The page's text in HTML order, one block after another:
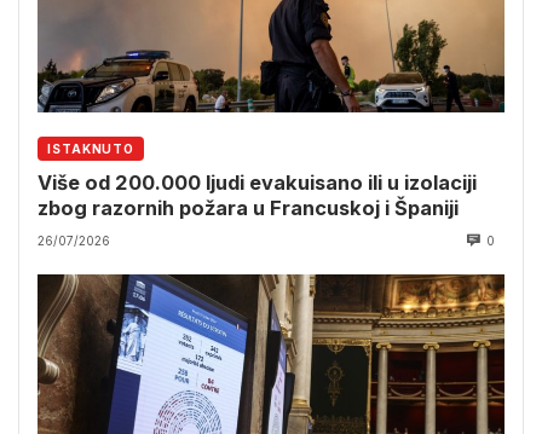
ISTAKNUTO
Više od 200.000 ljudi evakuisano ili u izolaciji
zbog razornih požara u Francuskoj i Španiji
26/07/2026 0